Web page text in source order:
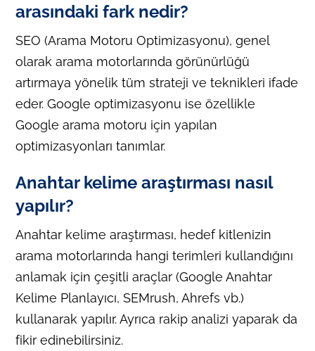
arasındaki fark nedir?
SEO (Arama Motoru Optimizasyonu), genel
olarak arama motorlarında görünürlüğü
artırmaya yönelik tüm strateji ve teknikleri ifade
eder. Google optimizasyonu ise özellikle
Google arama motoru için yapılan
optimizasyonları tanımlar.
Anahtar kelime araştırması nasıl
yapılır?
Anahtar kelime araştırması, hedef kitlenizin
arama motorlarında hangi terimleri kullandığını
anlamak için çeşitli araçlar (Google Anahtar
Kelime Planlayıcı, SEMrush, Ahrefs vb.)
kullanarak yapılır. Ayrıca rakip analizi yaparak da
fikir edinebilirsiniz.